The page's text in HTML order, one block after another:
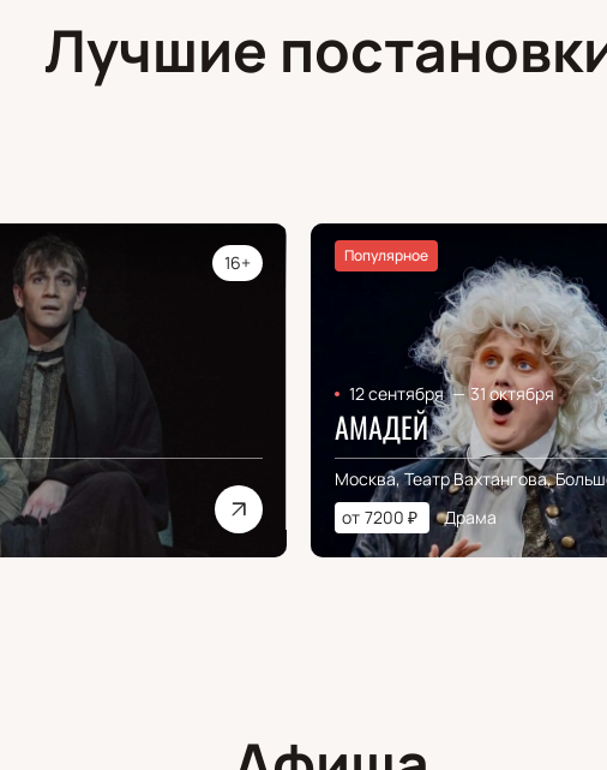
Лучшие
16+ Популярное
12 сентября — 31 октября
АМАДЕЙ
Москва, Театр Вахтангова,
от 7200 ₽ Драма